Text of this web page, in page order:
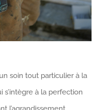
soin tout particulier à la
s’intègre à la perfection